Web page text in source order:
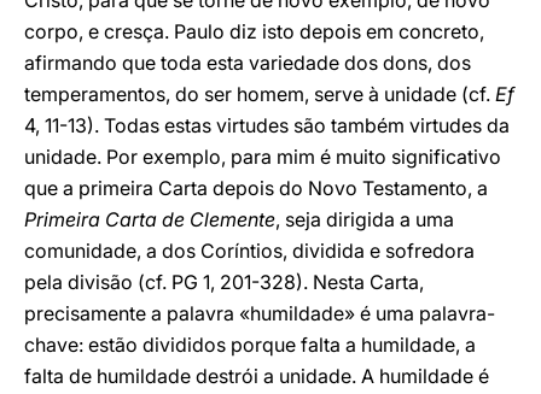
corpo, e cresça. Paulo diz isto depois em concreto,
afirmando que toda esta variedade dos dons, dos
temperamentos, do ser homem, serve à unidade (cf. Ef
4, 11-13). Todas estas virtudes são também virtudes da
unidade. Por exemplo, para mim é muito significativo
que a primeira Carta depois do Novo Testamento, a
Primeira Carta de Clemente, seja dirigida a uma
comunidade, a dos Coríntios, dividida e sofredora
pela divisão (cf. PG 1, 201-328). Nesta Carta,
precisamente a palavra «humildade» é uma palavra-
chave: estão divididos porque falta a humildade, a
falta de humildade destrói a unidade. A humildade é